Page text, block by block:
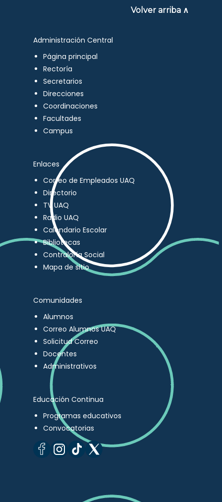
Volver arriba ∧
Administración Central
Página principal
Rectoría
Secretarios
Direcciones
Coordinaciones
Facultades
Campus
Enlaces
Correo de Empleados UAQ
Directorio
TV UAQ
Radio UAQ
Calendario Escolar
Bibliotecas
Contraloría Social
Mapa de sitio
Comunidades
Alumnos
Correo Alumnos UAQ
Solicitud Correo
Docentes
Administrativos
Educación Continua
Programas educativos
Convocatorias